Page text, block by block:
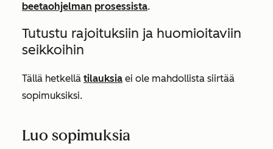
beetaohjelman prosessista.
Tutustu rajoituksiin ja huomioitaviin
seikkoihin
Tällä hetkellä tilauksia ei ole mahdollista siirtää
sopimuksiksi.
Luo sopimuksia